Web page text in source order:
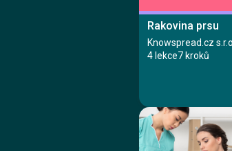
Lekce 2: Taktika hašení
Lekce 3: Závěrečný
Rakovina prsu
Knowspread.cz
4 lekce7 kroků